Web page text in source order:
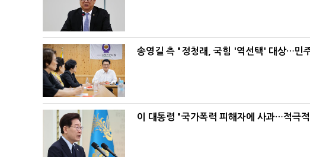
송영길 측 "정청래, 국힘 '역선택' 대상…민
이 대통령 "국가폭력 피해자에 사과…적극